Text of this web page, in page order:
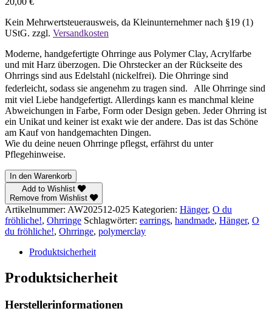
Kein Mehrwertsteuerausweis, da Kleinunternehmer nach §19 (1)
UStG. zzgl. Versandkosten
Moderne, handgefertigte Ohrringe aus Polymer Clay, Acrylfarbe
und mit Harz überzogen. Die Ohrstecker an der Rückseite des
Ohrrings sind aus Edelstahl (nickelfrei). Die Ohrringe sind
federleicht, sodass sie angenehm zu tragen sind. Alle Ohrringe sind
mit viel Liebe handgefertigt. Allerdings kann es manchmal kleine
Abweichungen in Farbe, Form oder Design geben. Jeder Ohrring ist
ein Unikat und keiner ist exakt wie der andere. Das ist das Schöne
am Kauf von handgemachten Dingen.
Wie du deine neuen Ohrringe pflegst, erfährst du unter
Pflegehinweise.
O
du
fröhliche!
–
Hänger
Menge
In den Warenkorb
Add to Wishlist
Remove from Wishlist
Artikelnummer: AW202512-025 Kategorien: Hänger, O du
fröhliche!, Ohrringe Schlagwörter: earrings, handmade, Hänger, O
du fröhliche!, Ohrringe, polymerclay
Produktsicherheit
Produktsicherheit
Herstellerinformationen